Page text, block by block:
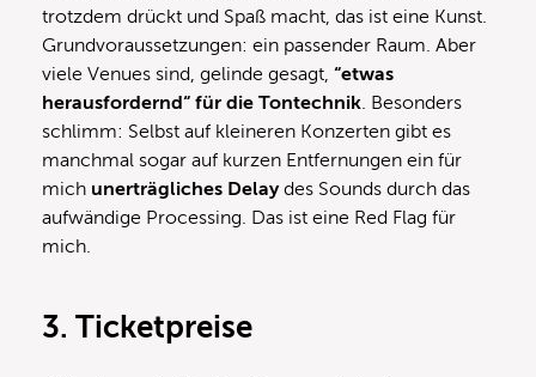
trotzdem drückt und Spaß macht, das ist eine Kunst.
Grundvoraussetzungen: ein passender Raum. Aber
viele Venues sind, gelinde gesagt, “etwas
herausfordernd“ für die Tontechnik. Besonders
schlimm: Selbst auf kleineren Konzerten gibt es
manchmal sogar auf kurzen Entfernungen ein für
mich unerträgliches Delaydes Sounds durch das
aufwändige Processing. Das ist eine Red Flag für
mich.
3. Ticketpreise